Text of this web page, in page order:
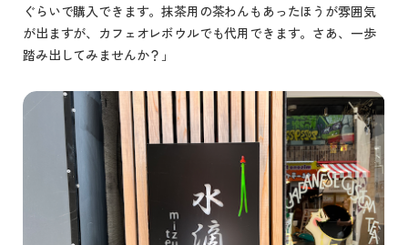
ぐらいで購入できます。抹茶用の茶わんもあったほうが雰囲気
が出ますが、カフェオレボウルでも代用できます。さあ、一歩
踏み出してみませんか？」